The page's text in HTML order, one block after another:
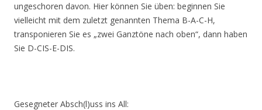
ungeschoren davon. Hier können Sie üben: beginnen Sie
vielleicht mit dem zuletzt genannten Thema B-A-C-H,
transponieren Sie es „zwei Ganztöne nach oben“, dann haben
Sie D-CIS-E-DIS.
Gesegneter Absch(l)uss ins All: